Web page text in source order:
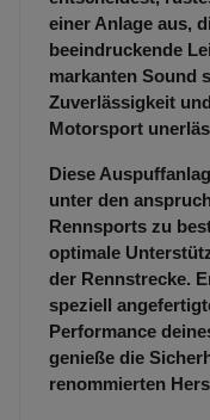
einer Anlage aus,
beeindruckende
markanten Sound
Zuverlässigkeit
Motorsport
Diese
unter den
Rennsports zu
optimale
der Rennstrecke.
speziell
Performance
genieße die
renommierten